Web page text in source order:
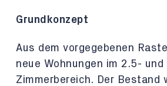
Grundkonzept
Aus dem vorgegebenen
neue Wohnungen im 2.5- und
Zimmerbereich. Der Bestand